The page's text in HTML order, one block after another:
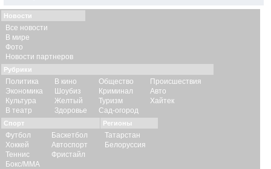
Новости
Все новости
В мире
Фото
Новости партнеров
Рубрики
Политика
Экономика
Культура
В театр
В кино
Шоубиз
Желтый
Здоровье
Общество
Криминал
Туризм
Сад-огород
Происшествия
Авто
Хайтек
Спорт
Футбол
Хоккей
Теннис
Бокс/ММА
Баскетбол
Автоспорт
Фристайл
Регионы
Татарстан
Белоруссия